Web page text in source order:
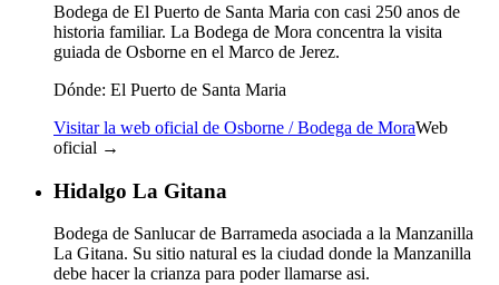
Bodega de El Puerto de Santa Maria con casi 250 anos de
historia familiar. La Bodega de Mora concentra la visita
guiada de Osborne en el Marco de Jerez.
Dónde: El Puerto de Santa Maria
Visitar la web oficial de Osborne / Bodega de MoraWeb
oficial →
Hidalgo La Gitana
Bodega de Sanlucar de Barrameda asociada a la Manzanilla
La Gitana. Su sitio natural es la ciudad donde la Manzanilla
debe hacer la crianza para poder llamarse asi.